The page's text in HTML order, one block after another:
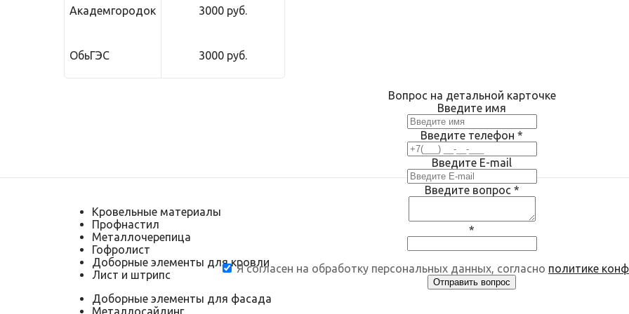
Академгородок 3000 руб.
ОбьГЭС 3000 руб.
Вопрос на детальной карточке
Введите имя
Введите телефон *
Введите E-mail
Введите вопрос *
*
Я согласен на обработку персональных данных, согласно политике
Кровельные материалы
Профнастил
Металлочерепица
Гофролист
Доборные элементы для кровли
Лист и штрипс
Доборные элементы для фасада
Металлосайдинг